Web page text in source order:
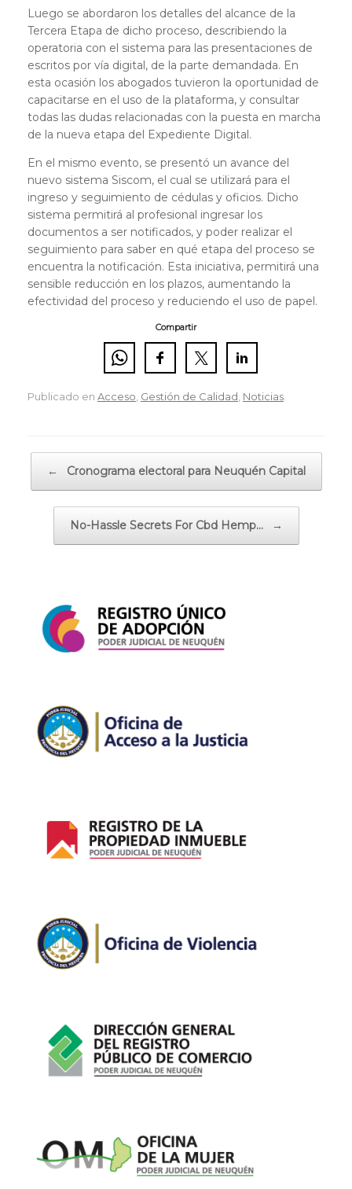
Luego se abordaron los detalles del alcance de la
Tercera Etapa de dicho proceso, describiendo la
operatoria con el sistema para las presentaciones de
escritos por vía digital, de la parte demandada. En
esta ocasión los abogados tuvieron la oportunidad de
capacitarse en el uso de la plataforma, y consultar
todas las dudas relacionadas con la puesta en marcha
de la nueva etapa del Expediente Digital.
En el mismo evento, se presentó un avance del
nuevo sistema Siscom, el cual se utilizará para el
ingreso y seguimiento de cédulas y oficios. Dicho
sistema permitirá al profesional ingresar los
documentos a ser notificados, y poder realizar el
seguimiento para saber en qué etapa del proceso se
encuentra la notificación. Esta iniciativa, permitirá una
sensible reducción en los plazos, aumentando la
efectividad del proceso y reduciendo el uso de papel.
Compartir
Publicado en Acceso Gestión de Calidad Noticias
← Cronograma electoral para Neuquén Capital
No-Hassle Secrets For Cbd Hemp… →